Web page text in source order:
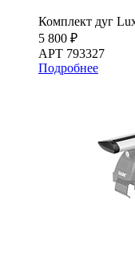
Комплект дуг
5 800 ₽
АРТ 793327
Подробнее